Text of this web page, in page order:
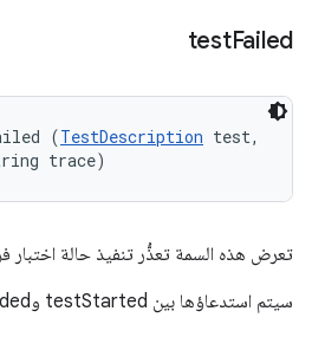
testFailed
(TestDescription test,
trace)
تعرض هذه السمة تعذُّر تنفيذ حالة اختبار
سيتم استدعاؤها بين testStarted وtestEnded.